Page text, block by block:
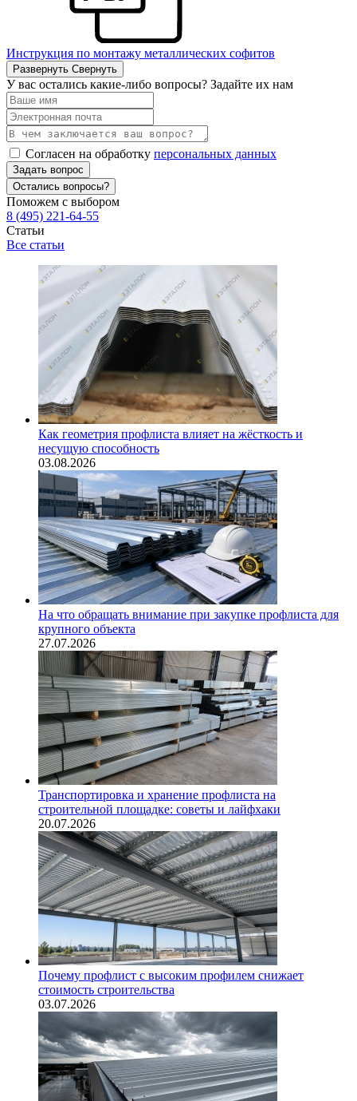
Инструкция по монтажу металлических софитов
Развернуть Свернуть
У вас остались какие-либо вопросы? Задайте их нам
Согласен на обработку персональных данных
Задать вопрос
Остались вопросы?
Поможем с выбором
8 (495) 221-64-55
Статьи
Все статьи
Как геометрия профлиста влияет на жёсткость и
несущую способность
03.08.2026
На что обращать внимание при закупке профлиста для
крупного объекта
27.07.2026
Транспортировка и хранение профлиста на
строительной площадке: советы и лайфхаки
20.07.2026
Почему профлист с высоким профилем снижает
стоимость строительства
03.07.2026